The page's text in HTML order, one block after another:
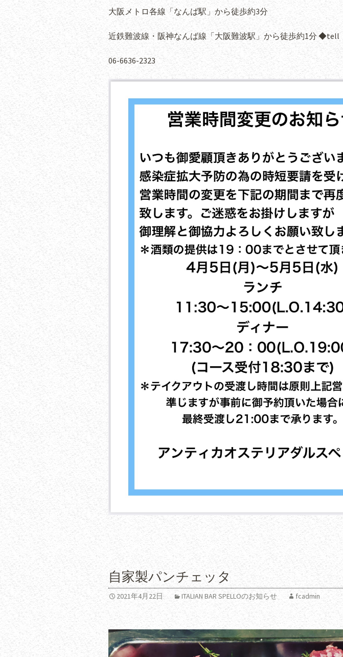
大阪メトロ各線「なんば駅」から徒歩約3分
近鉄難波線・阪神なんば線「大阪難波駅」から徒歩約1分 ◆tell
06-6636-2323
自家製パンチェッタ
2021年4月22日 ITALIAN BAR SPELLOのお知らせ fcadmin